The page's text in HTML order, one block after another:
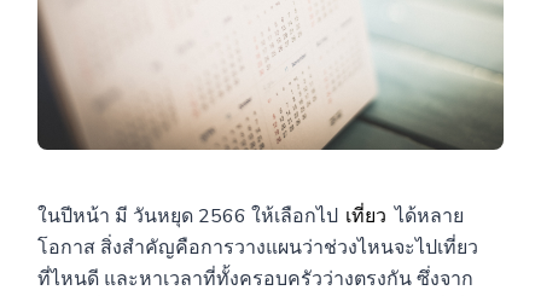
ในปีหน้า มี วันหยุด 2566 ให้เลือกไป เที่ยว ได้หลาย
โอกาส สิ่งสำคัญคือการวางแผนว่าช่วงไหนจะไปเที่ยว
ที่ไหนดี และหาเวลาที่ทั้งครอบครัวว่างตรงกัน ซึ่งจาก